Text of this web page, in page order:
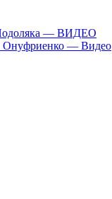
— ВИДЕО
Онуфриенко — Видео